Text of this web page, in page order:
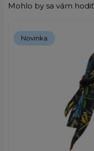
Mohlo by sa vám hodiť
Novinka